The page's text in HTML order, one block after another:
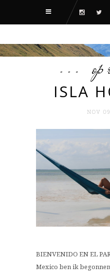
op
ISLA
NOV
BIENVENIDO EN EL
Mexico ben ik